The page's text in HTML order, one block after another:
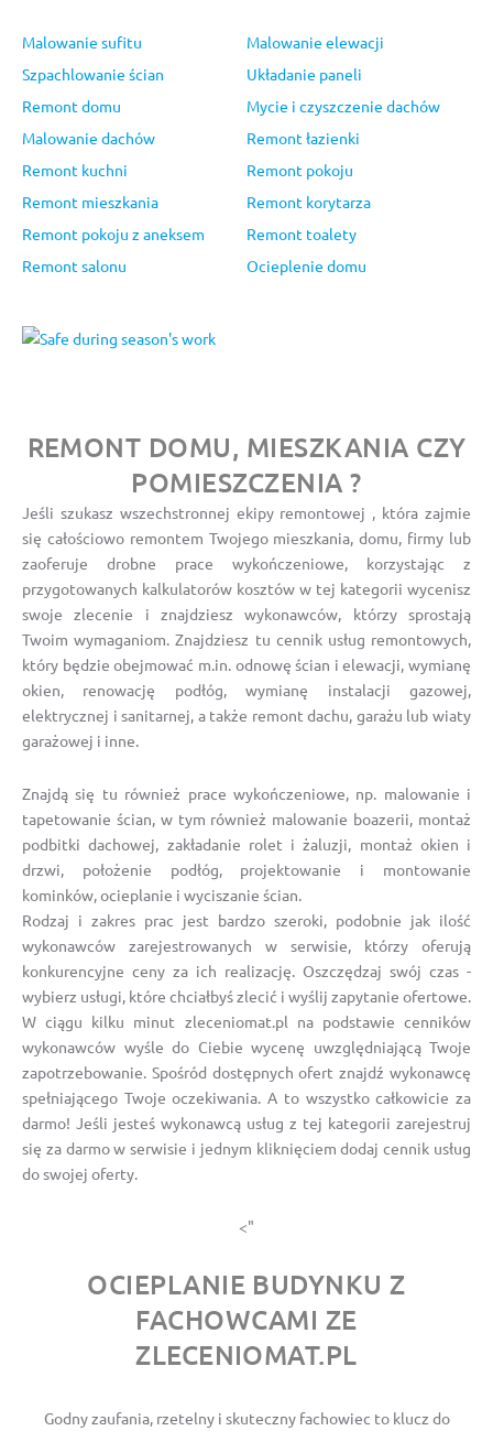
Malowanie sufitu
Malowanie elewacji
Szpachlowanie ścian
Układanie paneli
Remont domu
Mycie i czyszczenie dachów
Malowanie dachów
Remont łazienki
Remont kuchni
Remont pokoju
Remont mieszkania
Remont korytarza
Remont pokoju z aneksem
Remont toalety
Remont salonu
Ocieplenie domu
REMONT DOMU, MIESZKANIA CZY
POMIESZCZENIA ?
Jeśli szukasz wszechstronnej ekipy remontowej , która zajmie
się całościowo remontem Twojego mieszkania, domu, firmy lub
zaoferuje drobne prace wykończeniowe, korzystając z
przygotowanych kalkulatorów kosztów w tej kategorii wycenisz
swoje zlecenie i znajdziesz wykonawców, którzy sprostają
Twoim wymaganiom. Znajdziesz tu cennik usług remontowych,
który będzie obejmować m.in. odnowę ścian i elewacji, wymianę
okien, renowację podłóg, wymianę instalacji gazowej,
elektrycznej i sanitarnej, a także remont dachu, garażu lub wiaty
garażowej i inne.
Znajdą się tu również prace wykończeniowe, np. malowanie i
tapetowanie ścian, w tym również malowanie boazerii, montaż
podbitki dachowej, zakładanie rolet i żaluzji, montaż okien i
drzwi, położenie podłóg, projektowanie i montowanie
kominków, ocieplanie i wyciszanie ścian.
Rodzaj i zakres prac jest bardzo szeroki, podobnie jak ilość
wykonawców zarejestrowanych w serwisie, którzy oferują
konkurencyjne ceny za ich realizację. Oszczędzaj swój czas -
wybierz usługi, które chciałbyś zlecić i wyślij zapytanie ofertowe.
W ciągu kilku minut zleceniomat.pl na podstawie cenników
wykonawców wyśle do Ciebie wycenę uwzględniającą Twoje
zapotrzebowanie. Spośród dostępnych ofert znajdź wykonawcę
spełniającego Twoje oczekiwania. A to wszystko całkowicie za
darmo! Jeśli jesteś wykonawcą usług z tej kategorii zarejestruj
się za darmo w serwisie i jednym kliknięciem dodaj cennik usług
do swojej oferty.
<"
OCIEPLANIE BUDYNKU Z
FACHOWCAMI ZE
ZLECENIOMAT.PL
Godny zaufania, rzetelny i skuteczny fachowiec to klucz do